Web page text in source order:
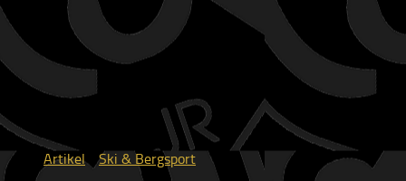
Artikel/Ski & Bergsport